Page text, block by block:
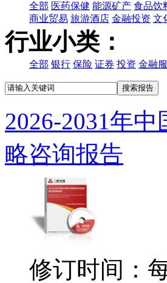
全部 医药保健 能源矿产 食品饮
商业贸易 旅游酒店 金融投资 文
行业小类：
全部 银行 保险 证券 投资 金融
2026-2031年
略咨询报告
修订时间：